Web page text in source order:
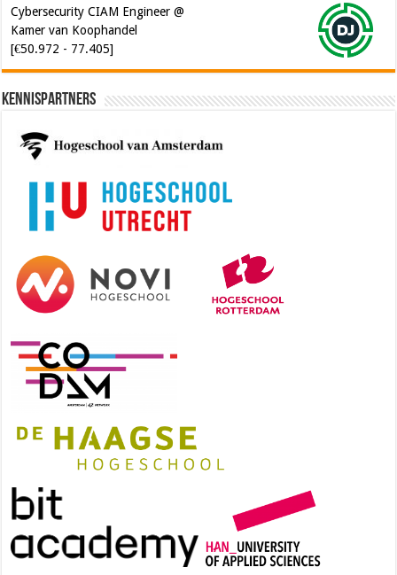
Cybersecurity CIAM Engineer @
Kamer van Koophandel
[€50.972 - 77.405]
Kennispartners